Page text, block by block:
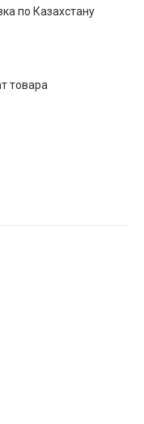
по Казахстану
товара